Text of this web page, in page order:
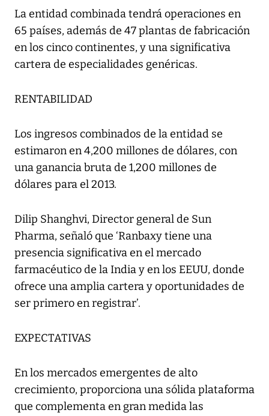
La entidad combinada tendrá operaciones en
65 países, además de 47 plantas de fabricación
en los cinco continentes, y una significativa
cartera de especialidades genéricas.
RENTABILIDAD
Los ingresos combinados de la entidad se
estimaron en 4,200 millones de dólares, con
una ganancia bruta de 1,200 millones de
dólares para el 2013.
Dilip Shanghvi, Director general de Sun
Pharma, señaló que ‘Ranbaxy tiene una
presencia significativa en el mercado
farmacéutico de la India y en los EEUU, donde
ofrece una amplia cartera y oportunidades de
ser primero en registrar’.
EXPECTATIVAS
En los mercados emergentes de alto
crecimiento, proporciona una sólida plataforma
que complementa en gran medida las